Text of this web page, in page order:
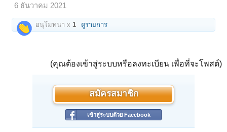
6 ธันวาคม 2021
อนุโมทนา x1 ดูรายการ
(คุณต้องเข้าสู่ระบบหรือลงทะเบียน เพื่อที่จะโพสต์)
สมัครสมาชิก
เข้าสู่ระบบด้วย Facebook